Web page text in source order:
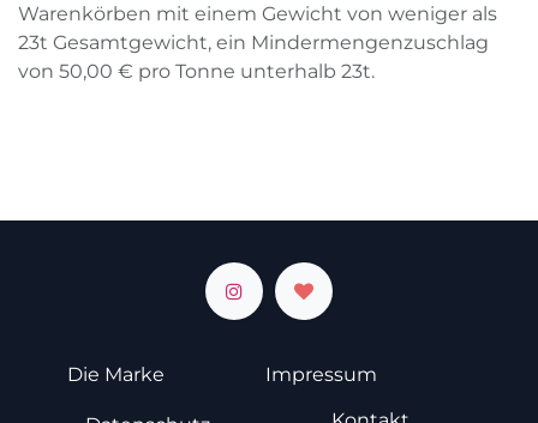
Warenkörben mit einem Gewicht von weniger als
23t Gesamtgewicht, ein Mindermengenzuschlag
von 50,00 € pro Tonne unterhalb 23t.
Die Marke Impressum